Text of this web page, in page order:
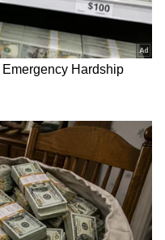
ಗೌರವ ಕೊಟ್ಟರು,
ಇನ್ನು ಕೆಲವರು
ಒಬ್ಬ ಬಳಕೆದಾರರು
ಹೀಗೆ? ಅವರು ಸೆಲೆಬ್ರಿಟಿ
ಸಿನಿಮಾ ವಿಚಾರಕ್ಕೆ
ವಿಶಾಲ್ ಭಾರದ್ವಾಜ್
ಇದು
ಒಂದು ರಿವೇಂಜ್-
ಶಾಹಿದ್ ಮತ್ತು ತೃಪ್ತಿ